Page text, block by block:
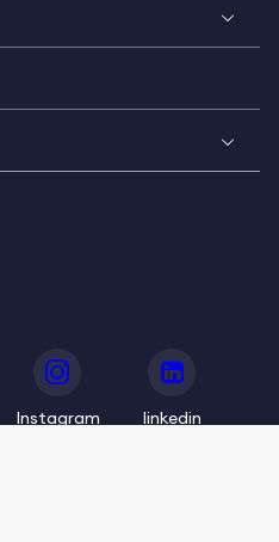
Instagram linkedin